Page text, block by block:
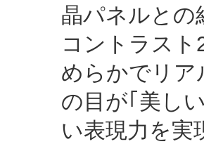
晶パネルとの
コントラスト
めらかでリア
の目が｢美し
い表現力を実